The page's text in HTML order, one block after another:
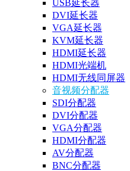
USB延长器
DVI延长器
VGA延长器
KVM延长器
HDMI延长器
HDMI光端机
HDMI无线同屏器
音视频分配器
SDI分配器
DVI分配器
VGA分配器
HDMI分配器
AV分配器
BNC分配器